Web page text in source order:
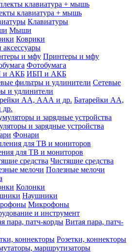
клавиатура + мышь
Клавиатуры
Мыши
Коврики
Принтеры и мфу
Фотобумага
ИБП и АКБ
Сетевые
и удлинители
Батарейки АА,
и зарядные устройства
Фонари
для ТВ и мониторов
Чистящие средства
Полезные мелочи
Колонки
Наушники
Микрофоны
и инструмент
Витая пара, патч-
Розетки, коннекторы